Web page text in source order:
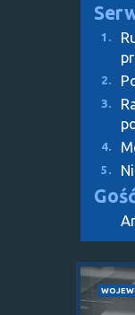
1.
2.
3.
4.
5.